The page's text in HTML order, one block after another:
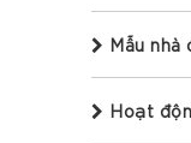
Mẫu nhà
Hoạt